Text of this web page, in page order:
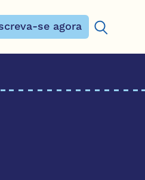
se agora
Procurar: